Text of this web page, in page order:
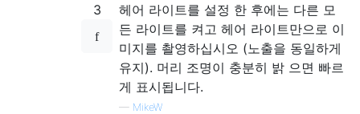
3
헤어 라이트를 설정 한 후에는 다른 모
든 라이트를 켜고 헤어 라이트만으로 이
미지를 촬영하십시오 (노출을 동일하게
유지). 머리 조명이 충분히 밝 으면 빠르
게 표시됩니다.
— MikeW